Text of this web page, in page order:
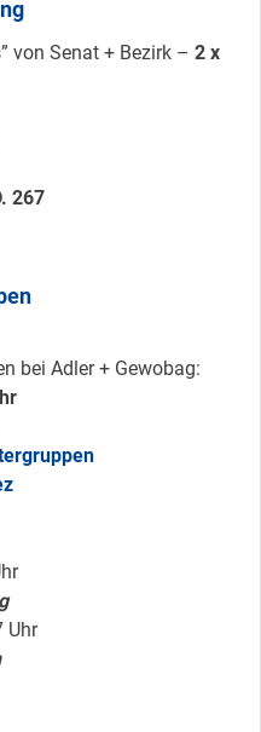
von Senat + Bezirk – 2 x
267
bei Adler + Gewobag:
Uhr